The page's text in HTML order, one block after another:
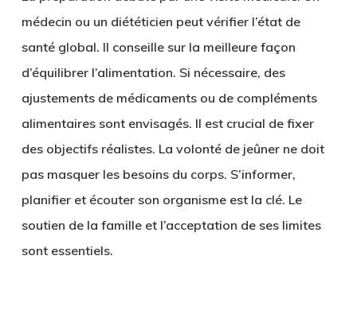
médecin ou un diététicien peut vérifier l’état de
santé global. Il conseille sur la meilleure façon
d’équilibrer l’alimentation. Si nécessaire, des
ajustements de médicaments ou de compléments
alimentaires sont envisagés. Il est crucial de fixer
des objectifs réalistes. La volonté de jeûner ne doit
pas masquer les besoins du corps. S’informer,
planifier et écouter son organisme est la clé. Le
soutien de la famille et l’acceptation de ses limites
sont essentiels.